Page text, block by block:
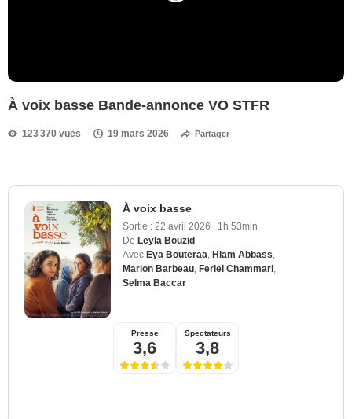
À voix basse Bande-annonce VO STFR
123 370 vues 19 mars 2026 Partager
À voix basse
Sortie : 22 avril 2026 | 1h 53min
De Leyla Bouzid
Avec Eya Bouteraa Hiam Abbass
Marion Barbeau Feriel Chammari
Selma Baccar
Presse
3,6
Spectateurs
3,8